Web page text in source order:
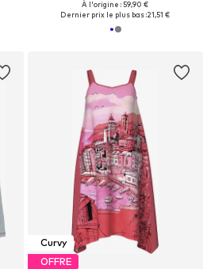
À l'origine : 59,90 €
Dernier prix le plus bas :21,51 €
Curvy
OFFRE